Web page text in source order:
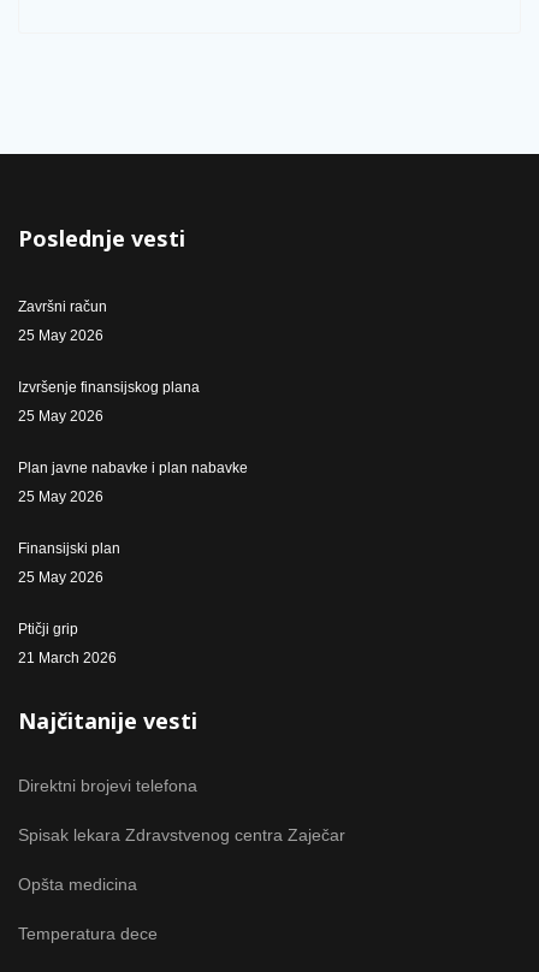
Poslednje vesti
Završni račun
25 May 2026
Izvršenje finansijskog plana
25 May 2026
Plan javne nabavke i plan nabavke
25 May 2026
Finansijski plan
25 May 2026
Ptičji grip
21 March 2026
Najčitanije vesti
Direktni brojevi telefona
Spisak lekara Zdravstvenog centra Zaječar
Opšta medicina
Temperatura dece